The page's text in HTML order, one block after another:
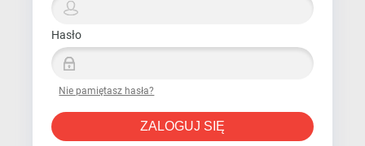
Hasło
Nie pamiętasz hasła?
ZALOGUJ SIĘ